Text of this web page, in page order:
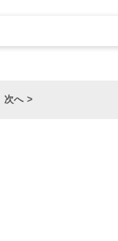
次へ